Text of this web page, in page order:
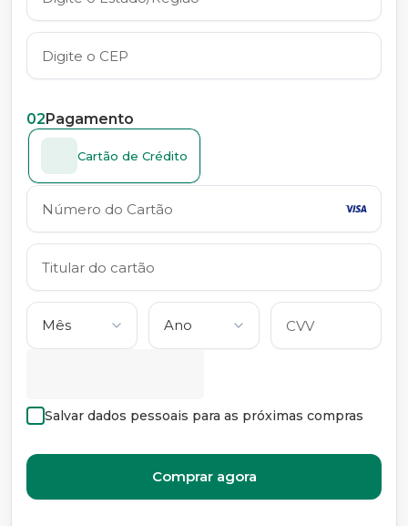
02Pagamento
Cartão de Crédito
Salvar dados pessoais para as próximas compras
Comprar agora